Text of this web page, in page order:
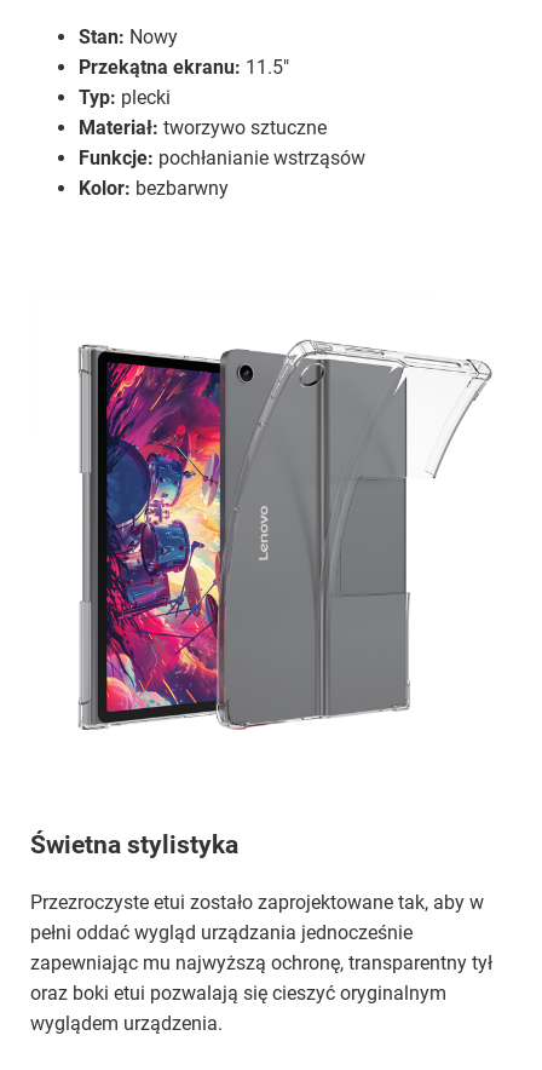
Stan: Nowy
Przekątna ekranu: 11.5"
Typ: plecki
Materiał: tworzywo sztuczne
Funkcje: pochłanianie wstrząsów
Kolor: bezbarwny
Świetna stylistyka
Przezroczyste etui zostało zaprojektowane tak, aby w
pełni oddać wygląd urządzania jednocześnie
zapewniając mu najwyższą ochronę, transparentny tył
oraz boki etui pozwalają się cieszyć oryginalnym
wyglądem urządzenia.